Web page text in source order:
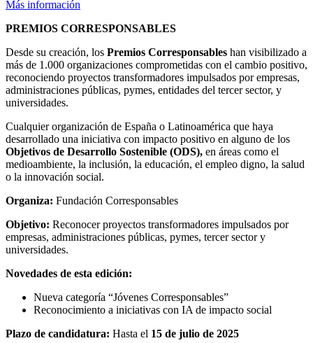
Más información
PREMIOS CORRESPONSABLES
Desde su creación, los Premios Corresponsables han visibilizado a
más de 1.000 organizaciones comprometidas con el cambio positivo,
reconociendo proyectos transformadores impulsados por empresas,
administraciones públicas, pymes, entidades del tercer sector, y
universidades.
Cualquier organización de España o Latinoamérica que haya
desarrollado una iniciativa con impacto positivo en alguno de los
Objetivos de Desarrollo Sostenible (ODS), en áreas como el
medioambiente, la inclusión, la educación, el empleo digno, la salud
o la innovación social.
Organiza: Fundación Corresponsables
Objetivo: Reconocer proyectos transformadores impulsados por
empresas, administraciones públicas, pymes, tercer sector y
universidades.
Novedades de esta edición:
Nueva categoría “Jóvenes Corresponsables”
Reconocimiento a iniciativas con IA de impacto social
Plazo de candidatura: Hasta el 15 de julio de 2025